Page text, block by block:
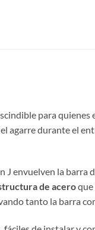
para quienes
agarre durante el
J envuelven la
de aceroque
tanto la barra